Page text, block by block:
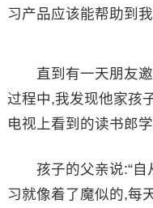
习产品应该能帮助到我
直到有一天朋友邀
过程中,我发现他家孩
电视上看到的读书郎
孩子的父亲说:“自
习就像着了魔似的,每